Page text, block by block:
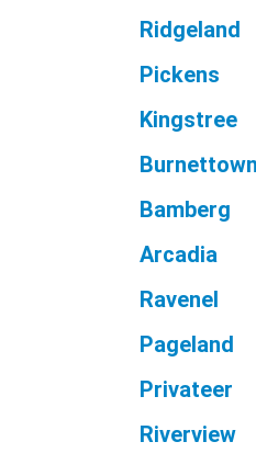
Ridgeland
Pickens
Kingstree
Burnettown
Bamberg
Arcadia
Ravenel
Pageland
Privateer
Riverview